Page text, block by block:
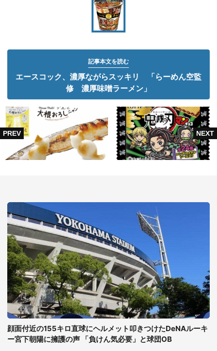
記事本文を読む
エースコック、濃厚ながらスッキリ 「らーめん空監
修 濃厚味噌ラーメン」
顔面付近の155キロ直球にヘルメット叩きつけたDeNAルーキ
ー宮下朝陽に擁護の声 「負けん気必要」と球団OB